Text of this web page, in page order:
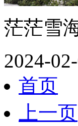
茫茫雪
2024-
首页
上一页